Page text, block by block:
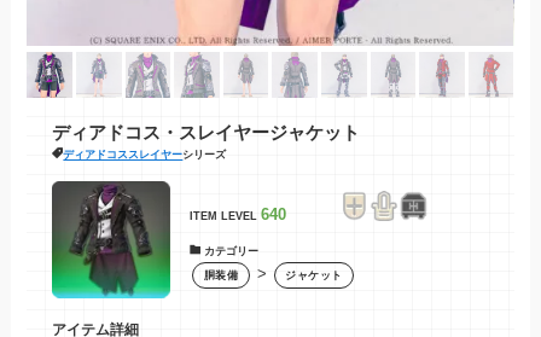
ディアドコス・スレイヤージャケット
ディアドコススレイヤーシリーズ
ITEM LEVEL 640
カテゴリー
胴装備 > ジャケット
アイテム詳細